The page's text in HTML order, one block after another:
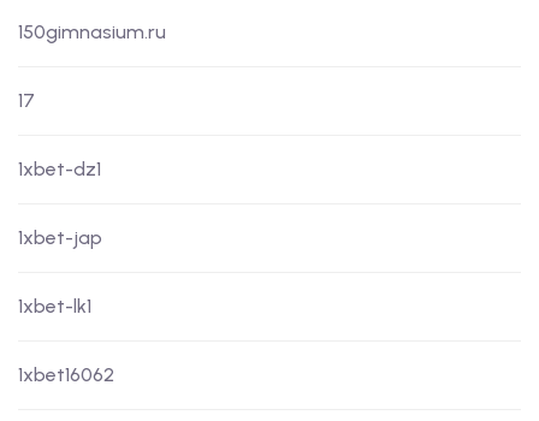
150gimnasium.ru
17
1xbet-dz1
1xbet-jap
1xbet-lk1
1xbet16062